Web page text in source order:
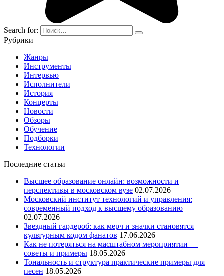
Search for:
Рубрики
Жанры
Инструменты
Интервью
Исполнители
История
Концерты
Новости
Обзоры
Обучение
Подборки
Технологии
Последние статьи
Высшее образование онлайн: возможности и
перспективы в московском вузе 02.07.2026
Московский институт технологий и управления:
современный подход к высшему образованию
02.07.2026
Звездный гардероб: как мерч и значки становятся
культурным кодом фанатов 17.06.2026
Как не потеряться на масштабном мероприятии —
советы и примеры 18.05.2026
Тональность и структура практические примеры для
песен 18.05.2026